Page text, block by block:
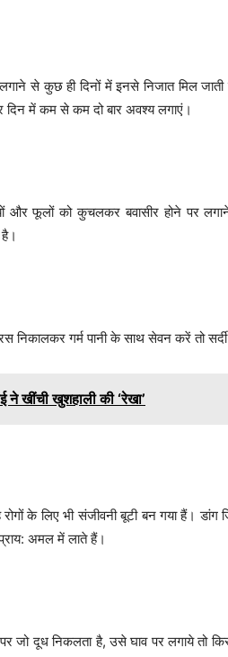
से कुछ ही दिनों में इनसे निजात मिल
दिन में कम से कम दो बार अवश्य लगाएं।
और फूलों को कुचलकर बवासीर होने पर
निकालकर गर्म पानी के साथ सेवन करें तो
खींची खुशहाली की ‘रेखा’
के लिए भी संजीवनी बूटी बन गया हैं।
प्राय: अमल में लाते हैं।
जो दूध निकलता है, उसे घाव पर लगाये तो